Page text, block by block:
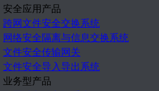
安全应用产品
跨网文件安全交换系统
网络安全隔离与信息交换系统
文件安全传输网关
文件安全导入导出系统
业务型产品